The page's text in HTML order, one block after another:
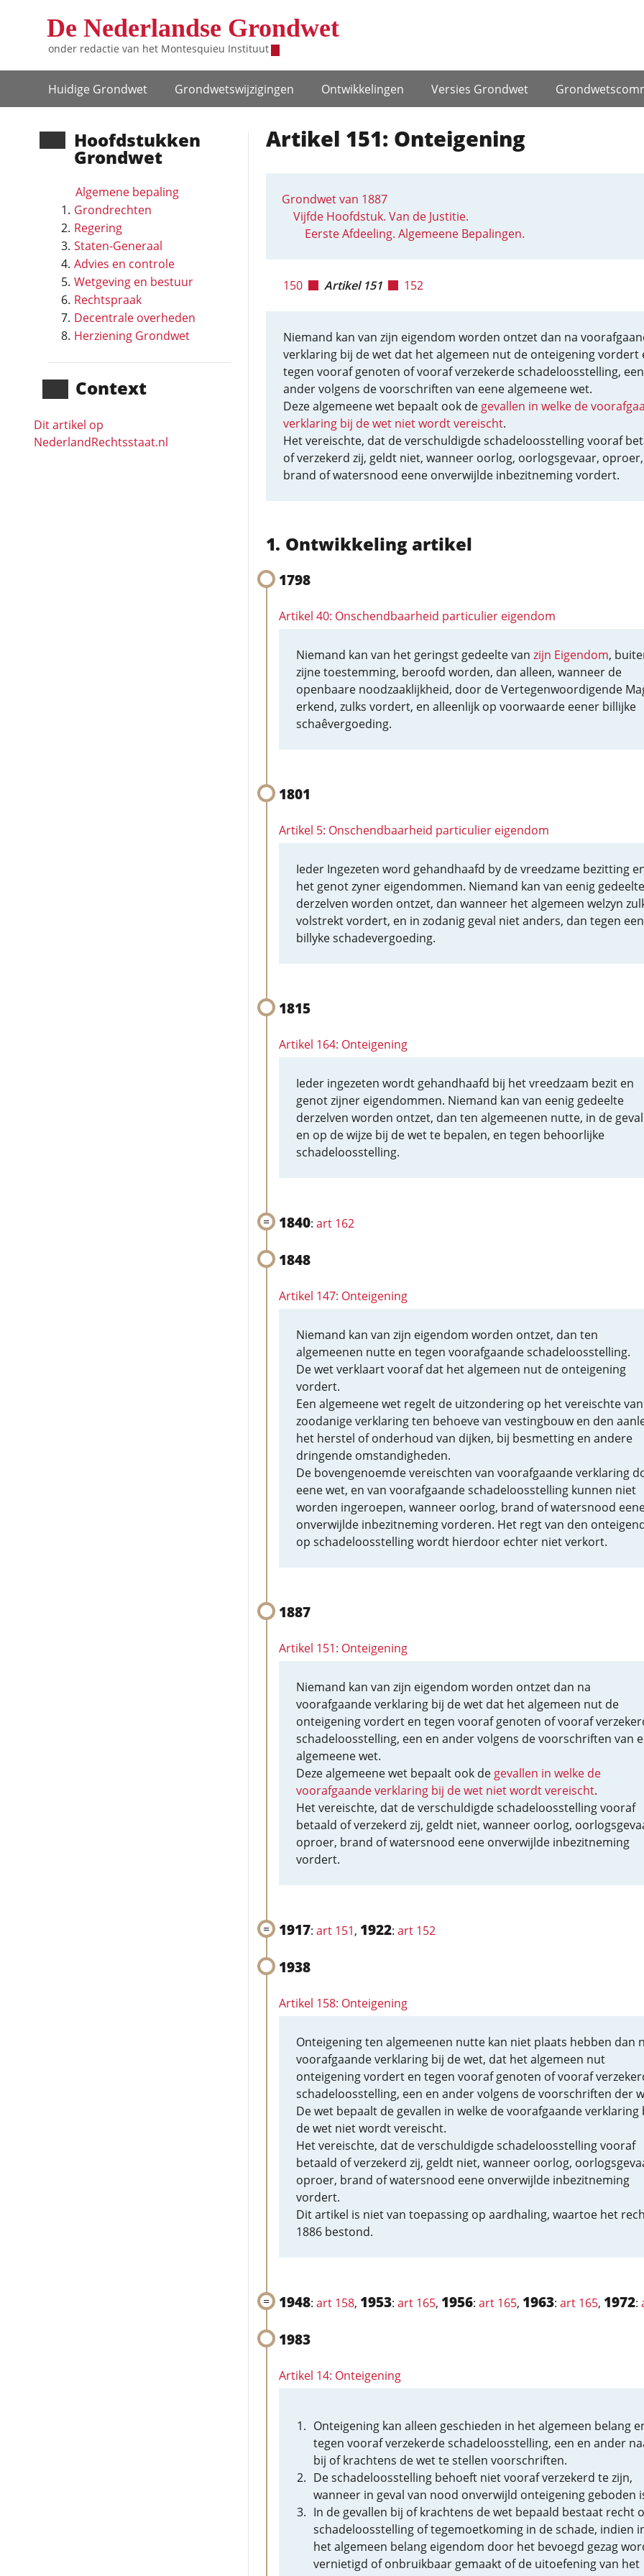
De Nederlandse Grondwet
onder redactie van het Montesquieu Instituut
Hoofdnavigatie
Huidige Grondwet Grondwets­wijzigingen Ontwikke­lingen Versies Grondwet
Hoofd­stukken
Grondwet
Algemene bepaling
Grondrechten
Regering
Staten-Generaal
Advies en controle
Wetgeving en bestuur
Rechtspraak
Decentrale overheden
Herziening Grondwet
Context
Dit artikel op
NederlandRechts­staat.nl
Artikel 151: Onteigening
Grondwet van 1887
Vijfde Hoofdstuk. Van de Justitie.
Eerste Afdeeling. Algemeene Bepalingen.
150 Artikel 151 152
Niemand kan van zijn eigendom worden ontzet dan na
verklaring bij de wet dat het algemeen nut de onteigening vordert
tegen vooraf genoten of vooraf verzekerde schadeloosstelling,
ander volgens de voorschriften van eene algemeene wet.
Deze algemeene wet bepaalt ook de gevallen in welke de
verklaring bij de wet niet wordt vereischt.
Het vereischte, dat de verschuldigde schadeloosstelling vooraf
of verzekerd zij, geldt niet, wanneer oorlog, oorlogsgevaar, oproer,
brand of watersnood eene onverwijlde inbezitneming vordert.
Ontwikkeling artikel
1798
Artikel 40: Onschendbaarheid particulier eigendom
Niemand kan van het geringst gedeelte van zijn Eigendom,
zijne toestemming, beroofd worden, dan alleen, wanneer de
openbaare noodzaaklijkheid, door de Vertegenwoordigende
erkend, zulks vordert, en alleenlijk op voorwaarde eener billijke
schaêvergoeding.
1801
Artikel 5: Onschendbaarheid particulier eigendom
Ieder Ingezeten word gehandhaafd by de vreedzame bezitting
het genot zyner eigendommen. Niemand kan van eenig gedeelte
derzelven worden ontzet, dan wanneer het algemeen welzyn
volstrekt vordert, en in zodanig geval niet anders, dan tegen
billyke schadevergoeding.
1815
Artikel 164: Onteigening
Ieder ingezeten wordt gehandhaafd bij het vreedzaam bezit en
genot zijner eigendommen. Niemand kan van eenig gedeelte
derzelven worden ontzet, dan ten algemeenen nutte, in de
en op de wijze bij de wet te bepalen, en tegen behoorlijke
schadeloosstelling.
1840: art 162
1848
Artikel 147: Onteigening
Niemand kan van zijn eigendom worden ontzet, dan ten
algemeenen nutte en tegen voorafgaande schadeloosstelling.
De wet verklaart vooraf dat het algemeen nut de onteigening
vordert.
Een algemeene wet regelt de uitzondering op het vereischte van
zoodanige verklaring ten behoeve van vestingbouw en den
het herstel of onderhoud van dijken, bij besmetting en andere
dringende omstandigheden.
De bovengenoemde vereischten van voorafgaande verklaring
eene wet, en van voorafgaande schadeloosstelling kunnen niet
worden ingeroepen, wanneer oorlog, brand of watersnood
onverwijlde inbezitneming vorderen. Het regt van den
op schadeloosstelling wordt hierdoor echter niet verkort.
1887
Artikel 151: Onteigening
Niemand kan van zijn eigendom worden ontzet dan na
voorafgaande verklaring bij de wet dat het algemeen nut de
onteigening vordert en tegen vooraf genoten of vooraf
schadeloosstelling, een en ander volgens de voorschriften van
algemeene wet.
Deze algemeene wet bepaalt ook de gevallen in welke de
voorafgaande verklaring bij de wet niet wordt vereischt.
Het vereischte, dat de verschuldigde schadeloosstelling vooraf
betaald of verzekerd zij, geldt niet, wanneer oorlog,
oproer, brand of watersnood eene onverwijlde inbezitneming
vordert.
1917: art 151, 1922: art 152
1938
Artikel 158: Onteigening
Onteigening ten algemeenen nutte kan niet plaats hebben dan
voorafgaande verklaring bij de wet, dat het algemeen nut
onteigening vordert en tegen vooraf genoten of vooraf
schadeloosstelling, een en ander volgens de voorschriften der
De wet bepaalt de gevallen in welke de voorafgaande verklaring
de wet niet wordt vereischt.
Het vereischte, dat de verschuldigde schadeloosstelling vooraf
betaald of verzekerd zij, geldt niet, wanneer oorlog,
oproer, brand of watersnood eene onverwijlde inbezitneming
vordert.
Dit artikel is niet van toepassing op aardhaling, waartoe het
1886 bestond.
1948: art 158, 1953: art 165, 1956: art 165, 1963: art 165, 1972:
1983
Artikel 14: Onteigening
Onteigening kan alleen geschieden in het algemeen belang
tegen vooraf verzekerde schadeloosstelling, een en ander
bij of krachtens de wet te stellen voorschriften.
De schadeloosstelling behoeft niet vooraf verzekerd te zijn,
wanneer in geval van nood onverwijld onteigening geboden
In de gevallen bij of krachtens de wet bepaald bestaat recht
schadeloosstelling of tegemoetkoming in de schade, indien
het algemeen belang eigendom door het bevoegd gezag
vernietigd of onbruikbaar gemaakt of de uitoefening van het